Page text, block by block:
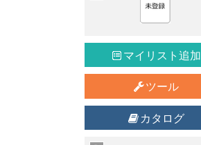
マイリスト追加
ツール
カタログ